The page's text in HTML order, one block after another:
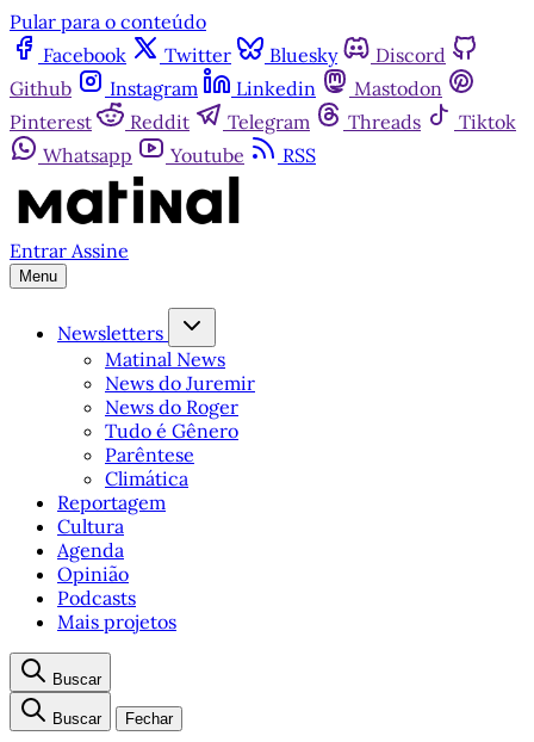
Pular para o conteúdo
Facebook
Twitter Bluesky
Discord
Github
Instagram Linkedin
Mastodon
Pinterest
Reddit Telegram Threads
Tiktok
Whatsapp
Youtube RSS
Entrar Assine
Menu
Newsletters
Matinal News
News do Juremir
News do Roger
Tudo é Gênero
Parêntese
Climática
Reportagem
Cultura
Agenda
Opinião
Podcasts
Mais projetos
Buscar
Buscar Fechar